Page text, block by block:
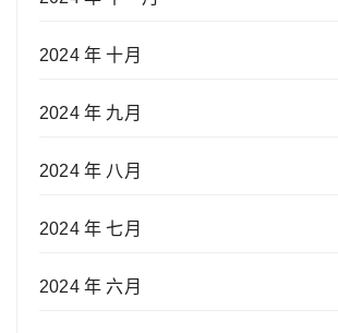
2024 年 十月
2024 年 九月
2024 年 八月
2024 年 七月
2024 年 六月